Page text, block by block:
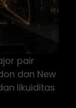
pair
dan New
likuiditas